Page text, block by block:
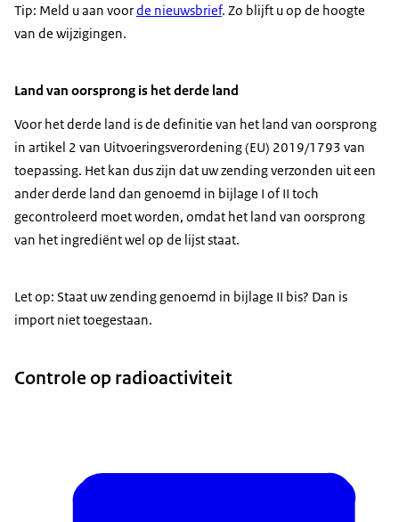
Tip: Meld u aan voorde nieuwsbrief. Zo blijft u op de hoogte
van de wijzigingen.
Land van oorsprong is het derde land
Voor het derde land is de definitie van het land van oorsprong
in artikel 2 van Uitvoeringsverordening (EU) 2019/1793 van
toepassing. Het kan dus zijn dat uw zending verzonden uit een
ander derde land dan genoemd in bijlage I of II toch
gecontroleerd moet worden, omdat het land van oorsprong
van het ingrediënt wel op de lijst staat.
Let op: Staat uw zending genoemd in bijlage II bis? Dan is
import niet toegestaan.
Controle op radioactiviteit